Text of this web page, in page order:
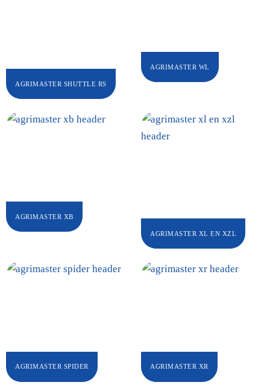
AGRIMASTER SHUTTLE RS
AGRIMASTER WL
AGRIMASTER XB
AGRIMASTER XL EN XZL
AGRIMASTER SPIDER AGRIMASTER XR